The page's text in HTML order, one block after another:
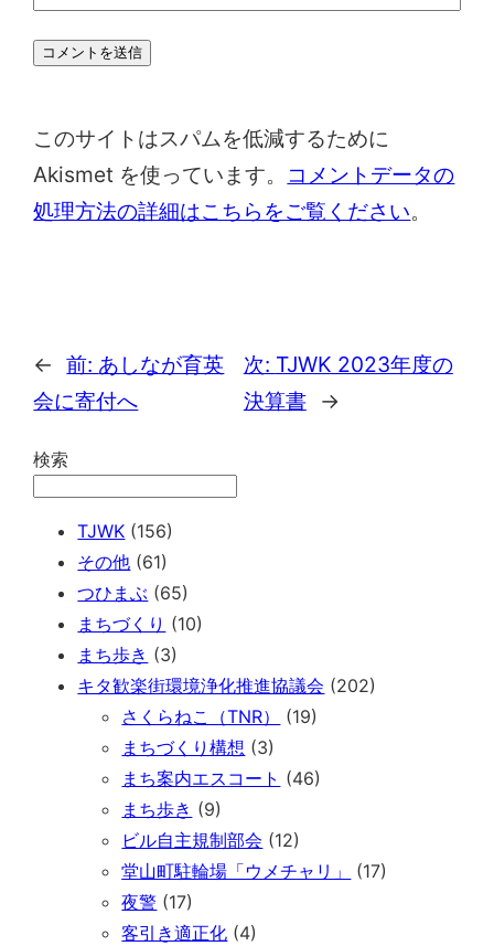
このサイトはスパムを低減するために
Akismet を使っています。
コメントデータの
処理方法の詳細はこちらをご覧ください。
← 前: あしなが育英
会に寄付へ
次: TJWK 2023年度の
決算書 →
検索
TJWK (156)
その他 (61)
つひまぶ (65)
まちづくり (10)
まち歩き (3)
キタ歓楽街環境浄化推進協議会 (202)
さくらねこ（TNR）
(19)
まちづくり構想 (3)
まち案内エスコート (46)
まち歩き (9)
ビル自主規制部会 (12)
堂山町駐輪場「ウメチャリ」
(17)
夜警 (17)
客引き適正化 (4)